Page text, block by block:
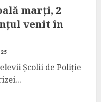
marți, 2
venit în
Școlii de Poliție